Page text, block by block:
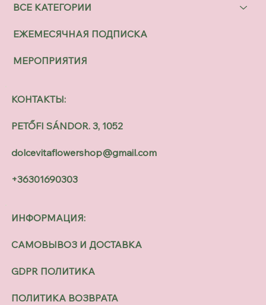
ВСЕ КАТЕГОРИИ
ЕЖЕМЕСЯЧНАЯ ПОДПИСКА
МЕРОПРИЯТИЯ
ИНФОРМАЦИЯ:
САМОВЫВОЗ И ДОСТАВКА
GDPR ПОЛИТИКА
ПОЛИТИКА ВОЗВРАТА
КОНТАКТЫ:
PETŐFI SÁNDOR. 3, 1052
dolcevitaflowershop@gmail.com
+36301690303